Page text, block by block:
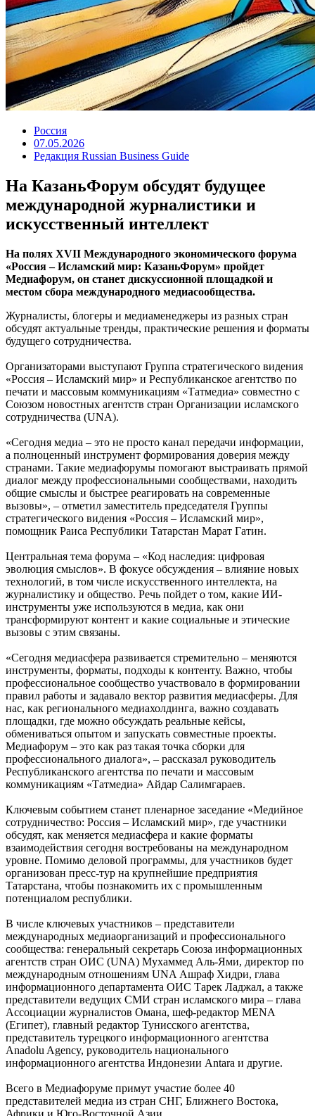
Россия
07.05.2026
Редакция Russian Business Guide
На КазаньФорум обсудят будущее
международной журналистики и
искусственный интеллект
На полях XVII Международного экономического форума
«Россия – Исламский мир: КазаньФорум» пройдет
Медиафорум, он станет дискуссионной площадкой и
местом сбора международного медиасообщества.
Журналисты, блогеры и медиаменеджеры из разных стран
обсудят актуальные тренды, практические решения и форматы
будущего сотрудничества.
Организаторами выступают Группа стратегического видения
«Россия – Исламский мир» и Республиканское агентство по
печати и массовым коммуникациям «Татмедиа» совместно с
Союзом новостных агентств стран Организации исламского
сотрудничества (UNA).
«Сегодня медиа – это не просто канал передачи информации,
а полноценный инструмент формирования доверия между
странами. Такие медиафорумы помогают выстраивать прямой
диалог между профессиональными сообществами, находить
общие смыслы и быстрее реагировать на современные
вызовы», – отметил заместитель председателя Группы
стратегического видения «Россия – Исламский мир»,
помощник Раиса Республики Татарстан Марат Гатин.
Центральная тема форума – «Код наследия: цифровая
эволюция смыслов». В фокусе обсуждения – влияние новых
технологий, в том числе искусственного интеллекта, на
журналистику и общество. Речь пойдет о том, какие ИИ-
инструменты уже используются в медиа, как они
трансформируют контент и какие социальные и этические
вызовы с этим связаны.
«Сегодня медиасфера развивается стремительно – меняются
инструменты, форматы, подходы к контенту. Важно, чтобы
профессиональное сообщество участвовало в формировании
правил работы и задавало вектор развития медиасферы. Для
нас, как регионального медиахолдинга, важно создавать
площадки, где можно обсуждать реальные кейсы,
обмениваться опытом и запускать совместные проекты.
Медиафорум – это как раз такая точка сборки для
профессионального диалога», – рассказал руководитель
Республиканского агентства по печати и массовым
коммуникациям «Татмедиа» Айдар Салимгараев.
Ключевым событием станет пленарное заседание «Медийное
сотрудничество: Россия – Исламский мир», где участники
обсудят, как меняется медиасфера и какие форматы
взаимодействия сегодня востребованы на международном
уровне. Помимо деловой программы, для участников будет
организован пресс-тур на крупнейшие предприятия
Татарстана, чтобы познакомить их с промышленным
потенциалом республики.
В числе ключевых участников – представители
международных медиаорганизаций и профессионального
сообщества: генеральный секретарь Союза информационных
агентств стран ОИС (UNA) Мухаммед Аль-Ями, директор по
международным отношениям UNA Ашраф Хидри, глава
информационного департамента ОИС Тарек Ладжал, а также
представители ведущих СМИ стран исламского мира – глава
Ассоциации журналистов Омана, шеф-редактор MENA
(Египет), главный редактор Тунисского агентства,
представитель турецкого информационного агентства
Anadolu Agency, руководитель национального
информационного агентства Индонезии Antara и другие.
Всего в Медиафоруме примут участие более 40
представителей медиа из стран СНГ, Ближнего Востока,
Африки и Юго-Восточной Азии.